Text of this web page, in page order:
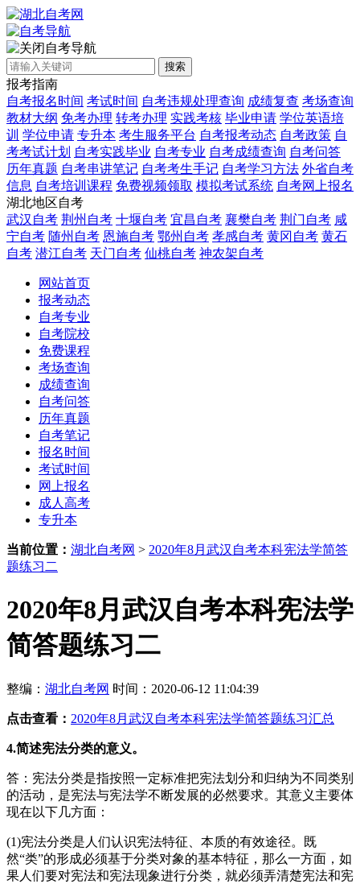
自考导航
搜索
报考指南
自考报名时间 考试时间 自考违规处理查询 成绩复查 考场查询
教材大纲 免考办理 转考办理 实践考核 毕业申请 学位英语培
训 学位申请 专升本 考生服务平台 自考报考动态 自考政策 自
考考试计划 自考实践毕业 自考专业 自考成绩查询 自考问答
历年真题 自考串讲笔记 自考考生手记 自考学习方法 外省自考
信息 自考培训课程 免费视频领取 模拟考试系统 自考网上报名
湖北地区自考
武汉自考 荆州自考 十堰自考 宜昌自考 襄樊自考 荆门自考 咸
宁自考 随州自考 恩施自考 鄂州自考 孝感自考 黄冈自考 黄石
自考 潜江自考 天门自考 仙桃自考 神农架自考
网站首页
报考动态
自考专业
自考院校
免费课程
考场查询
成绩查询
自考问答
历年真题
自考笔记
报名时间
考试时间
网上报名
成人高考
专升本
当前位置： 湖北自考网 > 2020年8月武汉自考本科宪法学简答
题练习二
2020年8月武汉自考本科宪法学
简答题练习二
整编： 湖北自考网 时间：2020-06-12 11:04:39
点击查看： 2020年8月武汉自考本科宪法学简答题练习汇总
4.简述宪法分类的意义。
答：宪法分类是指按照一定标准把宪法划分和归纳为不同类别
的活动，是宪法与宪法学不断发展的必然要求。其意义主要体
现在以下几方面：
(1)宪法分类是人们认识宪法特征、本质的有效途径。既
然“类”的形成必须基于分类对象的基本特征，那么一方面，如
果人们要对宪法和宪法现象进行分类，就必须弄清楚宪法和宪